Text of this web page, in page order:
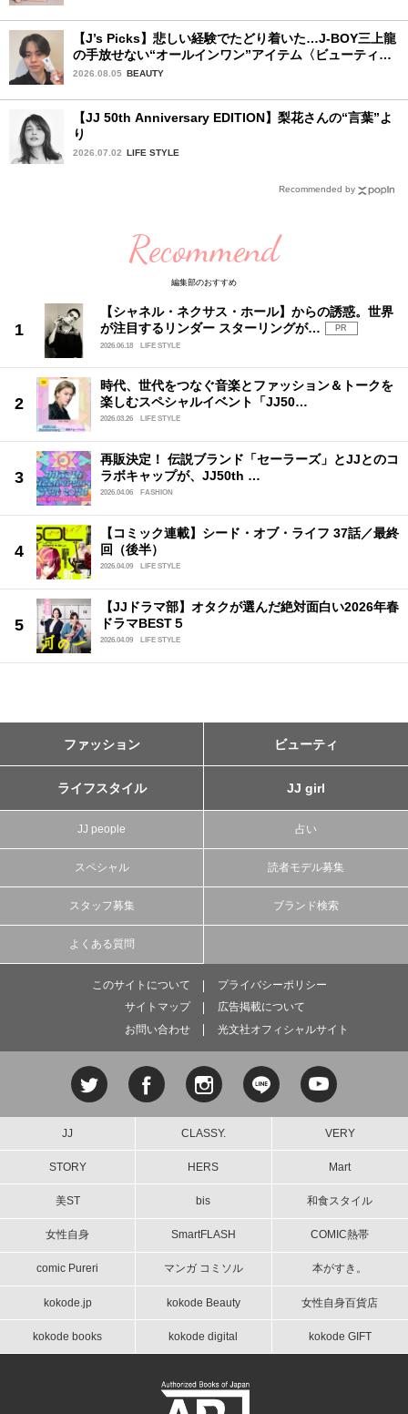
【J’s Picks】悲しい経験でたどり着いた…J-BOY三上龍
の手放せない“オールインワン”アイテム〈ビューティ＆
ファッション夏の必需品〉
2026.08.05 BEAUTY
【JJ 50th Anniversary EDITION】梨花さんの“言葉”よ
り
2026.07.02 LIFE STYLE
Recommended by
Recommend
編集部のおすすめ
【シャネル・ネクサス・ホール】からの誘惑。世界
が注目するリンダー スターリングが…
PR
2026.06.18
LIFE STYLE
時代、世代をつなぐ音楽とファッション＆トークを
楽しむスペシャルイベント「JJ50…
2026.03.26 LIFE STYLE
再販決定！ 伝説ブランド「セーラーズ」とJJとのコ
ラボキャップが、JJ50th …
2026.04.06 FASHION
【コミック連載】シード・オブ・ライフ 37話／最終
回（後半）
2026.04.09 LIFE STYLE
【JJドラマ部】オタクが選んだ絶対面白い2026年春
ドラマBEST５
2026.04.09 LIFE STYLE
ファッション ビューティ
ライフスタイル JJ girl
JJ people 占い
スペシャル 読者モデル募集
スタッフ募集 ブランド検索
よくある質問
このサイトについて
プライバシーポリシー
サイトマップ
広告掲載について
お問い合わせ
光文社オフィシャルサイト
JJ CLASSY. VERY
STORY HERS Mart
美ST bis 和食スタイル
女性自身 SmartFLASH COMIC熱帯
comic Pureri マンガ コミソル 本がすき。
kokode.jp kokode Beauty 女性自身百貨店
kokode books kokode digital kokode GIFT